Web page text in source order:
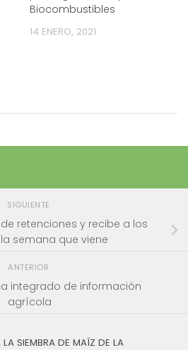
Biocombustibles
14 ENERO, 2021
SIGUIENTE
retenciones y recibe a los
semana que viene
ANTERIOR
integrado de información
agrícola
SIEMBRA DE MAÍZ DE LA